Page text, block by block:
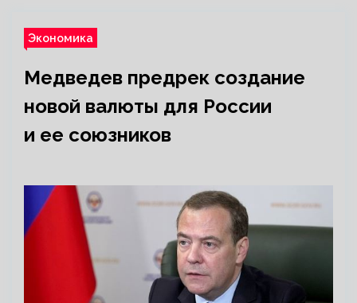
Экономика
Медведев предрек создание
новой валюты для России
и ее союзников